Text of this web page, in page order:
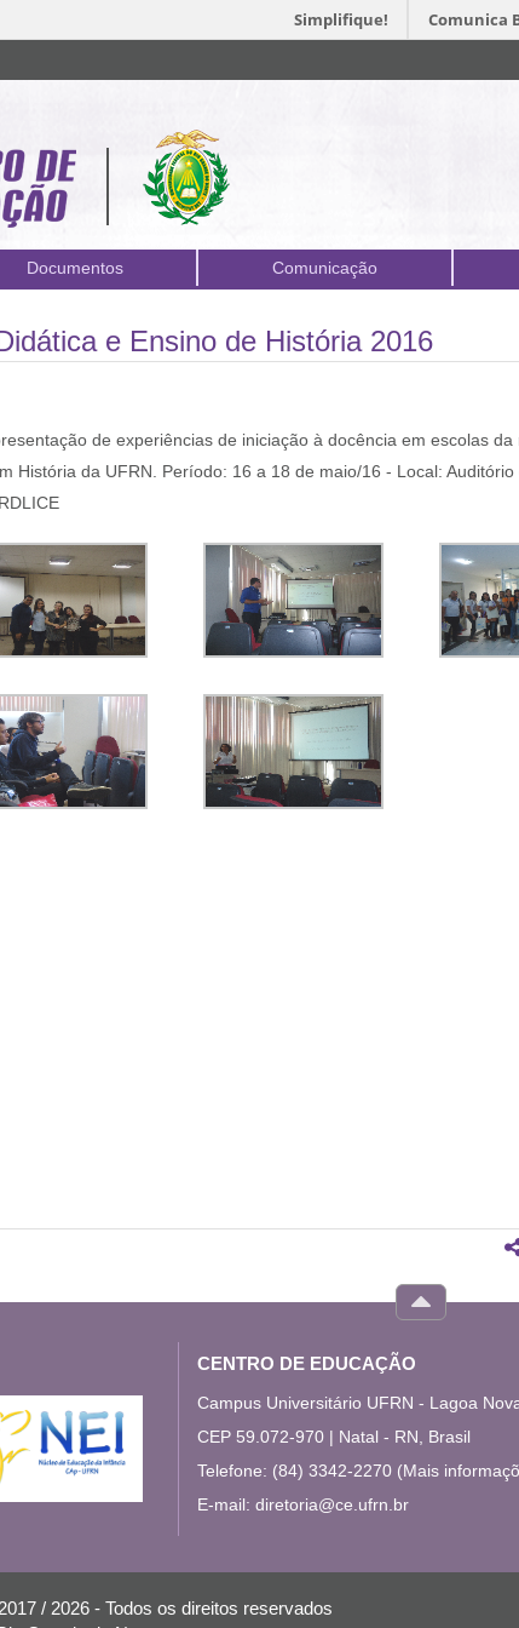
Simplifique! Comunica
Documentos Comunicação
e Ensino de História 2016
de experiências de iniciação à docência em escolas da
História da UFRN. Período: 16 a 18 de maio/16 - Local: Auditório
CENTRO DE EDUCAÇÃO
Campus Universitário UFRN - Lagoa
CEP 59.072-970 | Natal - RN, Brasil
Telefone: (84) 3342-2270 (Mais
E-mail: diretoria@ce.ufrn.br
/ 2026 - Todos os direitos reservados